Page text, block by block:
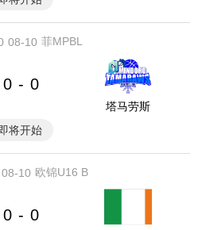
08-10 菲MPBL
0 - 0
塔马劳斯
即将开始
08-10 欧锦U16 B
0 - 0